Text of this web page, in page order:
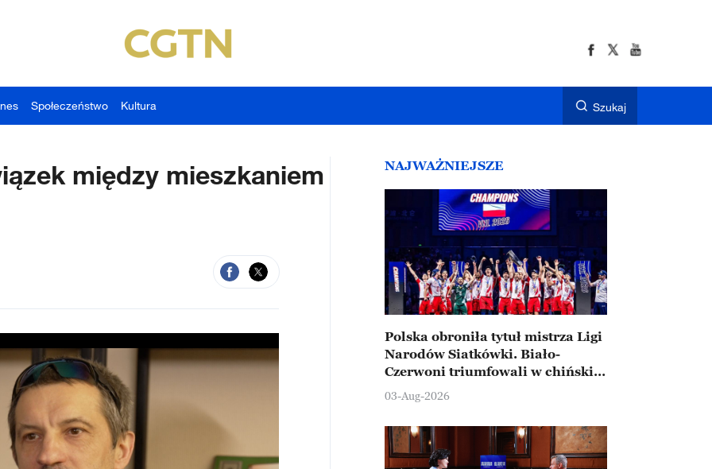
Społeczeństwo Kultura Szukaj
między mieszkaniem NAJWAŻNIEJSZE
Polska obroniła tytuł mistrza Ligi
Narodów Siatkówki. Biało-
Czerwoni triumfowali w chińskim
Ningbo
03-Aug-2026